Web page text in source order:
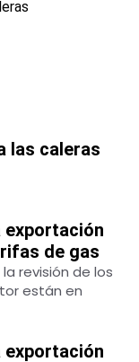
las caleras
exportación
de gas
revisión de los
están en
exportación